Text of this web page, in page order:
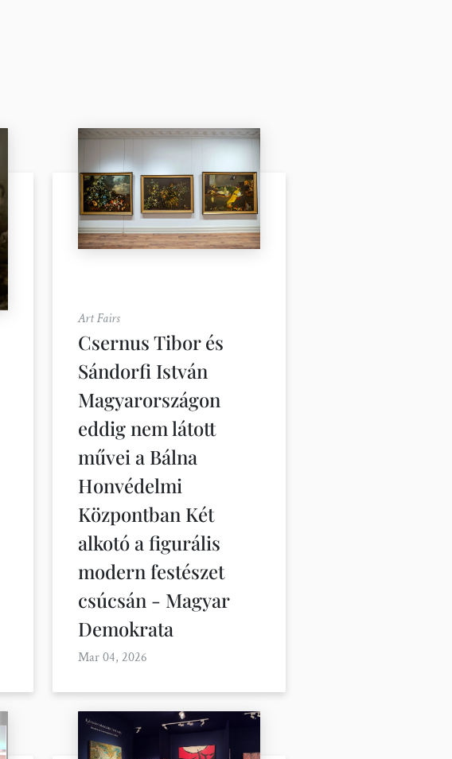
Art Fairs
Csernus Tibor és
Sándorfi István
Magyarországon
eddig nem látott
művei a Bálna
Honvédelmi
Központban Két
alkotó a figurális
modern festészet
csúcsán - Magyar
Demokrata
Mar 04, 2026